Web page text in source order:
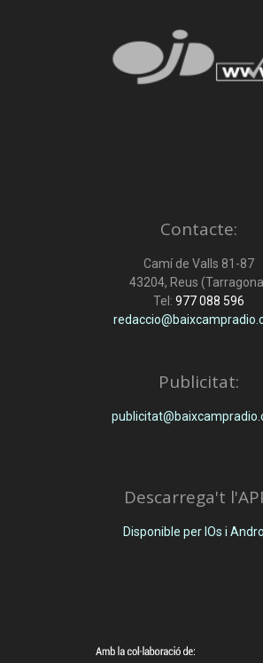
Contacte:
Camí de Valls 81-87
43204, Reus
Tel: 977 088 596
Publicitat:
Descarrega't
Disponible per IOs i